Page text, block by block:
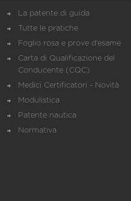
La patente di guida
Tutte le pratiche
Foglio rosa e prove d’esame
Carta di Qualificazione del
Conducente (CQC)
Medici Certificatori - Novità
Modulistica
Patente nautica
Normativa